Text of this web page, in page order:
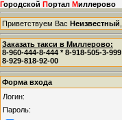
Городской Портал Миллерово
Приветствуем Вас Неизвестный
Заказать такси в Миллерово:
8-960-444-8-444 * 8-918-505-3-999
8-929-818-92-00
Форма входа
Логин:
Пароль: